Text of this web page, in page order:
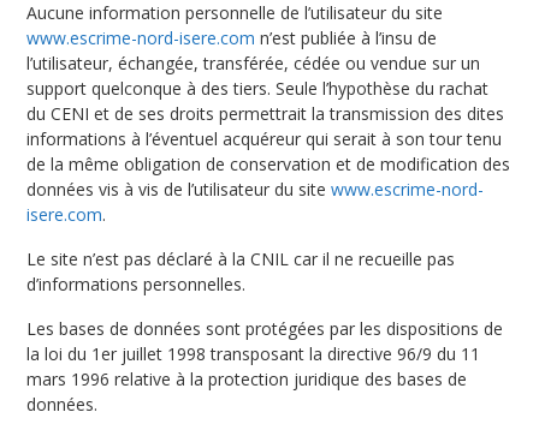
Aucune information personnelle de l’utilisateur du site
www.escrime-nord-isere.com n’est publiée à l’insu de
l’utilisateur, échangée, transférée, cédée ou vendue sur un
support quelconque à des tiers. Seule l’hypothèse du rachat
du CENI et de ses droits permettrait la transmission des dites
informations à l’éventuel acquéreur qui serait à son tour tenu
de la même obligation de conservation et de modification des
données vis à vis de l’utilisateur du sitewww.escrime-nord-
isere.com.
Le site n’est pas déclaré à la CNIL car il ne recueille pas
d’informations personnelles.
Les bases de données sont protégées par les dispositions de
la loi du 1er juillet 1998 transposant la directive 96/9 du 11
mars 1996 relative à la protection juridique des bases de
données.